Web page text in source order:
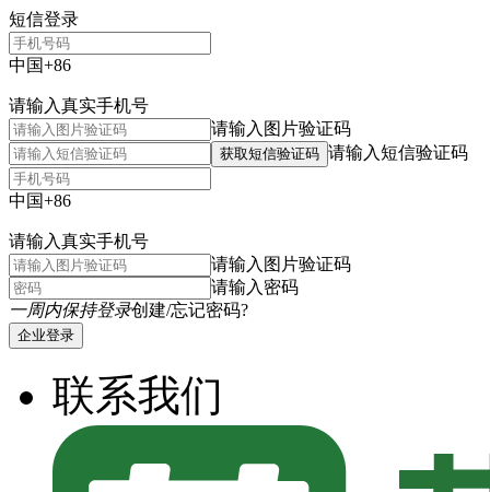
短信登录
中国+86
请输入真实手机号
请输入图片验证码
获取短信验证码 请输入短信验证码
中国+86
请输入真实手机号
请输入图片验证码
请输入密码
一周内保持登录创建/忘记密码?
企业登录
联系我们